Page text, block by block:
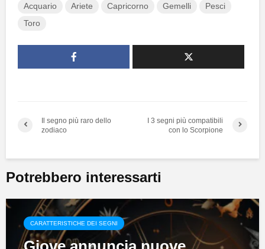
Acquario Ariete Capricorno Gemelli
Pesci
Toro
Il segno più raro dello
zodiaco
I 3 segni più compatibili
con lo Scorpione
Potrebbero interessarti
CARATTERISTICHE DEI SEGNI